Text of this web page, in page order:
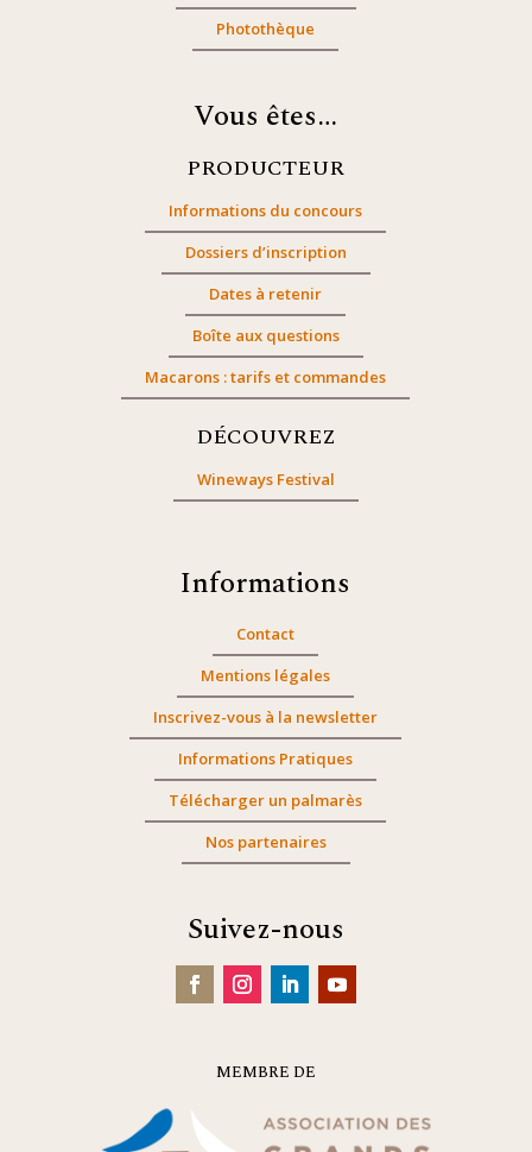
Photothèque
Vous êtes…
PRODUCTEUR
Informations du concours
Dossiers d’inscription
Dates à retenir
Boîte aux questions
Macarons : tarifs et commandes
DÉCOUVREZ
Wineways Festival
Informations
Contact
Mentions légales
Inscrivez-vous à la newsletter
Informations Pratiques
Télécharger un palmarès
Nos partenaires
Suivez-nous
MEMBRE DE